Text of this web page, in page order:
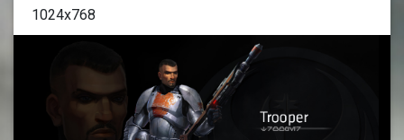
1024x768